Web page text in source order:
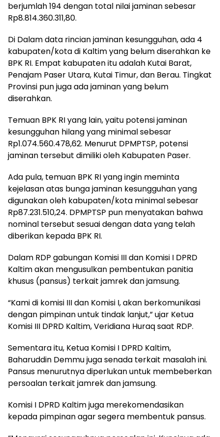
berjumlah 194 dengan total nilai jaminan sebesar
Rp8.814.360.311,80.
Di Dalam data rincian jaminan kesungguhan, ada 4
kabupaten/kota di Kaltim yang belum diserahkan ke
BPK RI. Empat kabupaten itu adalah Kutai Barat,
Penajam Paser Utara, Kutai Timur, dan Berau. Tingkat
Provinsi pun juga ada jaminan yang belum
diserahkan.
Temuan BPK RI yang lain, yaitu potensi jaminan
kesungguhan hilang yang minimal sebesar
Rp1.074.560.478,62. Menurut DPMPTSP, potensi
jaminan tersebut dimiliki oleh Kabupaten Paser.
Ada pula, temuan BPK RI yang ingin meminta
kejelasan atas bunga jaminan kesungguhan yang
digunakan oleh kabupaten/kota minimal sebesar
Rp87.231.510,24. DPMPTSP pun menyatakan bahwa
nominal tersebut sesuai dengan data yang telah
diberikan kepada BPK RI.
Dalam RDP gabungan Komisi III dan Komisi I DPRD
Kaltim akan mengusulkan pembentukan panitia
khusus (pansus) terkait jamrek dan jamsung.
“Kami di komisi III dan Komisi I, akan berkomunikasi
dengan pimpinan untuk tindak lanjut,” ujar Ketua
Komisi III DPRD Kaltim, Veridiana Huraq saat RDP.
Sementara itu, Ketua Komisi I DPRD Kaltim,
Baharuddin Demmu juga senada terkait masalah ini.
Pansus menurutnya diperlukan untuk membeberkan
persoalan terkait jamrek dan jamsung.
Komisi I DPRD Kaltim juga merekomendasikan
kepada pimpinan agar segera membentuk pansus.